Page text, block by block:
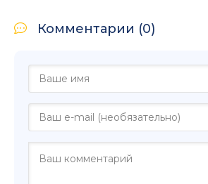
Комментарии (0)